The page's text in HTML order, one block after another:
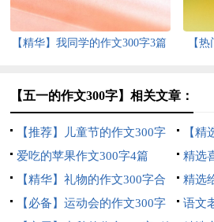
【精华】我同学的作文300字3篇
【
【五一的作文300字】相关文章：
【推荐】儿童节的作文300字
四篇
【
字4篇
爱吃的苹果作文300字4篇
精选
【精华】礼物的作文300字合
集10篇
精选
篇
【必备】运动会的作文300字
语文